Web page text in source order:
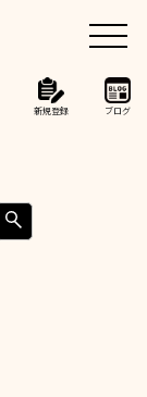
新規登録 ブログ